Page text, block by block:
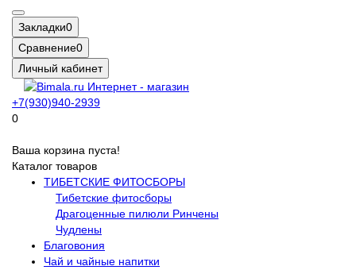
Закладки0
Сравнение0
Личный кабинет
+7(930)940-2939
0
Ваша корзина пуста!
Каталог товаров
ТИБЕТСКИЕ ФИТОСБОРЫ
Тибетские фитосборы
Драгоценные пилюли Ринчены
Чудлены
Благовония
Чай и чайные напитки